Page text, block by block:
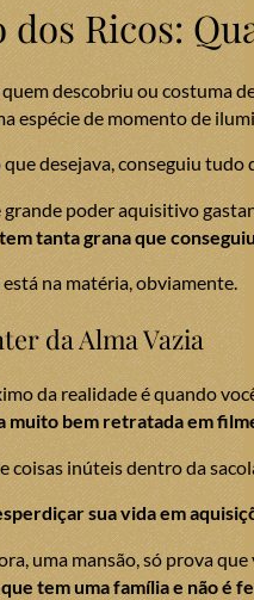
dos Ricos:
descobriu ou costuma
espécie de momento de
desejava, conseguiu
grande poder aquisitivo
tanta grana que
na matéria, obviamente.
da Alma Vazia
da realidade é quando
muito bem retratada em
coisas inúteis dentro da
sua vida em
uma mansão, só prova
tem uma família e não é